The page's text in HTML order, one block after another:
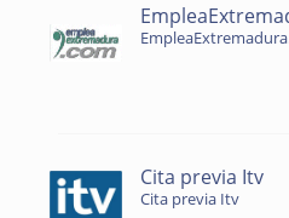
Cita previa Itv
Cita previa Itv